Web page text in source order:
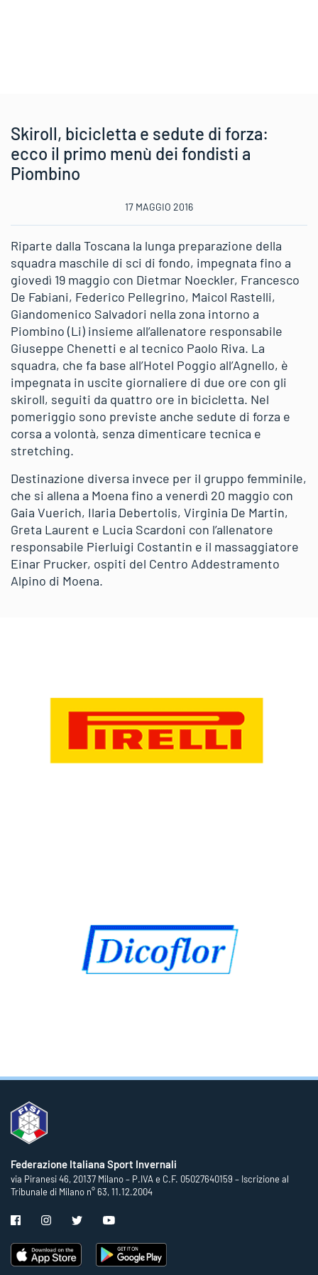
Skiroll, bicicletta e sedute di forza:
ecco il primo menù dei fondisti a
Piombino
17 MAGGIO 2016
Riparte dalla Toscana la lunga preparazione della
squadra maschile di sci di fondo, impegnata fino a
giovedì 19 maggio con Dietmar Noeckler, Francesco
De Fabiani, Federico Pellegrino, Maicol Rastelli,
Giandomenico Salvadori nella zona intorno a
Piombino (Li) insieme all’allenatore responsabile
Giuseppe Chenetti e al tecnico Paolo Riva. La
squadra, che fa base all’Hotel Poggio all’Agnello, è
impegnata in uscite giornaliere di due ore con gli
skiroll, seguiti da quattro ore in bicicletta. Nel
pomeriggio sono previste anche sedute di forza e
corsa a volontà, senza dimenticare tecnica e
stretching.
Destinazione diversa invece per il gruppo femminile,
che si allena a Moena fino a venerdì 20 maggio con
Gaia Vuerich, Ilaria Debertolis, Virginia De Martin,
Greta Laurent e Lucia Scardoni con l’allenatore
responsabile Pierluigi Costantin e il massaggiatore
Einar Prucker, ospiti del Centro Addestramento
Alpino di Moena.
Federazione Italiana Sport Invernali
via Piranesi 46, 20137 Milano – P.IVA e C.F. 05027640159 – Iscrizione al
Tribunale di Milano n° 63, 11.12.2004